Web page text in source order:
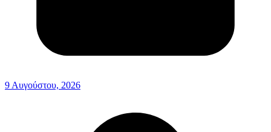
9 Αυγούστου, 2026